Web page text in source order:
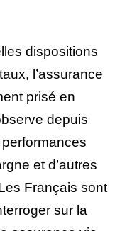
dispositions
l’assurance
prisé en
depuis
et d’autres
Français sont
sur la